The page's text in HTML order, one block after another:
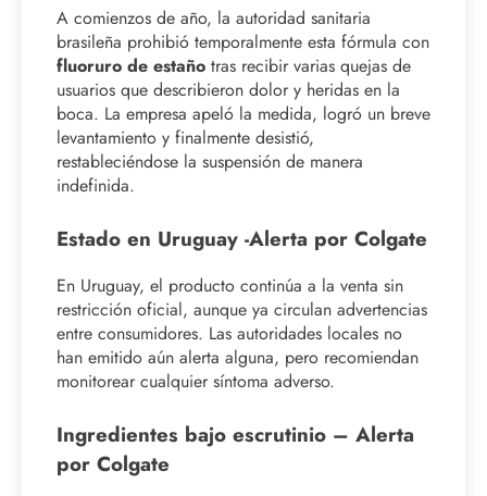
A comienzos de año, la autoridad sanitaria
brasileña prohibió temporalmente esta fórmula con
fluoruro de estaño tras recibir varias quejas de
usuarios que describieron dolor y heridas en la
boca. La empresa apeló la medida, logró un breve
levantamiento y finalmente desistió,
restableciéndose la suspensión de manera
indefinida.
Estado en Uruguay -Alerta por Colgate
En Uruguay, el producto continúa a la venta sin
restricción oficial, aunque ya circulan advertencias
entre consumidores. Las autoridades locales no
han emitido aún alerta alguna, pero recomiendan
monitorear cualquier síntoma adverso.
Ingredientes bajo escrutinio – Alerta
por Colgate